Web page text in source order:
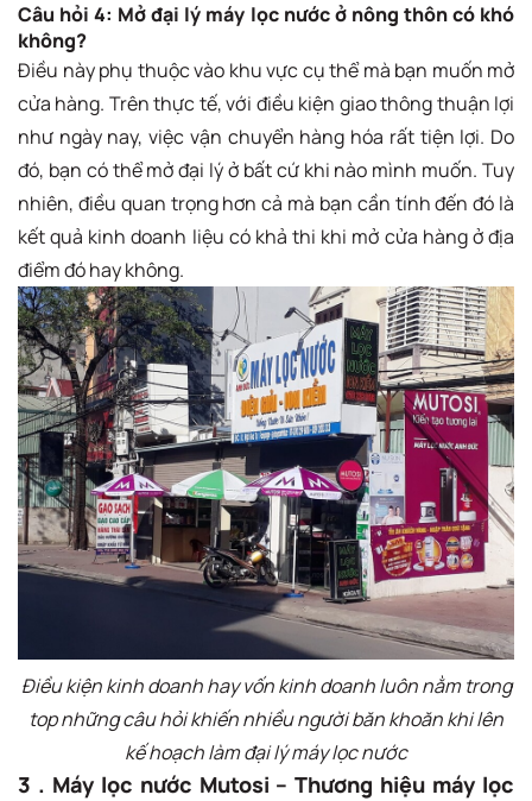
Câu hỏi 4: Mở đại lý máy lọc nước ở nông thôn có khó
không?
Điều này phụ thuộc vào khu vực cụ thể mà bạn muốn mở
cửa hàng. Trên thực tế, với điều kiện giao thông thuận lợi
như ngày nay, việc vận chuyển hàng hóa rất tiện lợi. Do
đó, bạn có thể mở đại lý ở bất cứ khi nào mình muốn. Tuy
nhiên, điều quan trọng hơn cả mà bạn cần tính đến đó là
kết quả kinh doanh liệu có khả thi khi mở cửa hàng ở địa
điểm đó hay không.
Điều kiện kinh doanh hay vốn kinh doanh luôn nằm trong
top những câu hỏi khiến nhiều người băn khoăn khi lên
kế hoạch làm đại lý máy lọc nước
3 . Máy lọc nước Mutosi – Thương hiệu máy lọc